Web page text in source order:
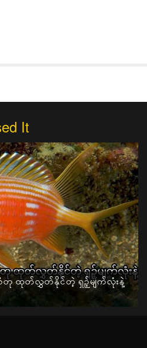
It
သံတု ထုတ်လွှတ်နိုင်တဲ့ ရှဉ့်မျက်လုံးနဲ့